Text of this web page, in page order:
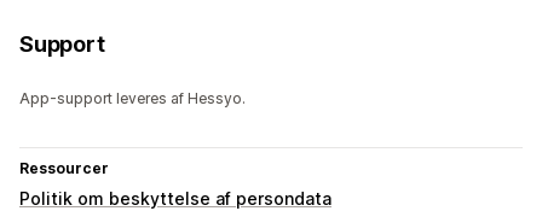
Support
App-support leveres af Hessyo.
Ressourcer
Politik om beskyttelse af persondata